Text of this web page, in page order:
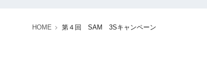
HOME 第４回 SAM 3Sキャンペーン